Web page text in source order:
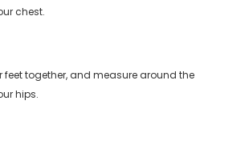
chest.
feet together, and measure around the
hips.